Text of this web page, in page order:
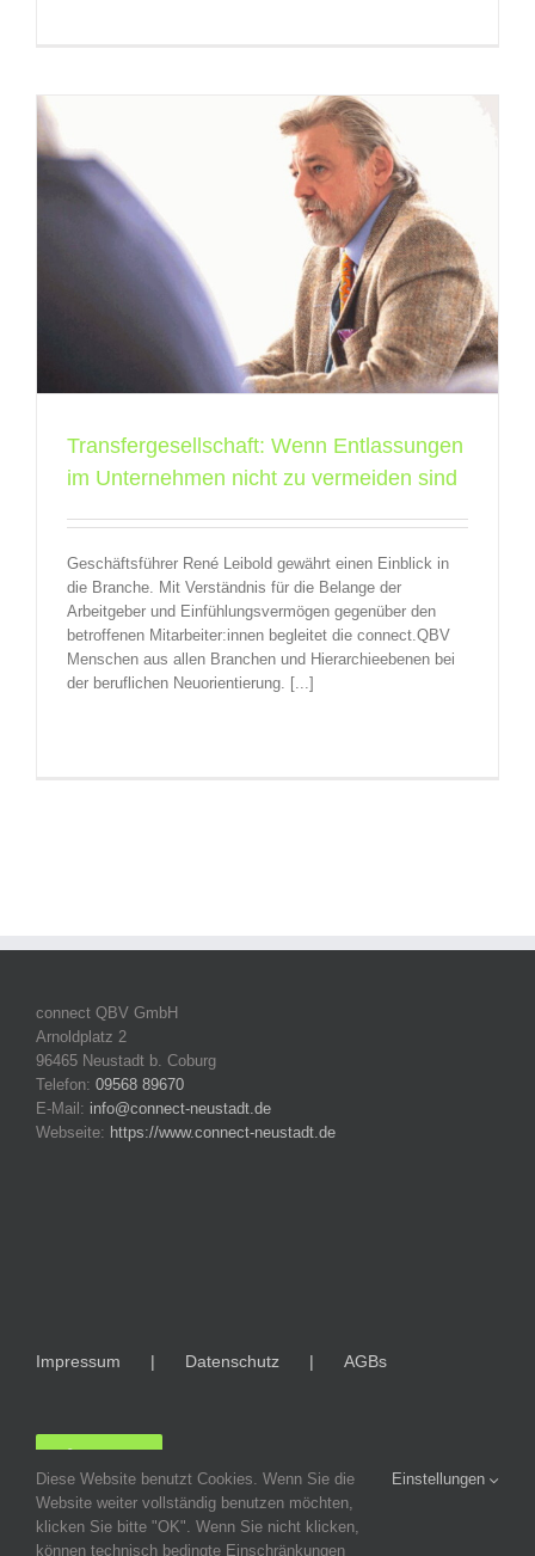
Transfergesellschaft: Wenn Entlassungen
im Unternehmen nicht zu vermeiden sind
Geschäftsführer René Leibold gewährt einen Einblick in
die Branche. Mit Verständnis für die Belange der
Arbeitgeber und Einfühlungsvermögen gegenüber den
betroffenen Mitarbeiter:innen begleitet die connect.QBV
Menschen aus allen Branchen und Hierarchieebenen bei
der beruflichen Neuorientierung. [...]
connect QBV GmbH
Arnoldplatz 2
96465 Neustadt b. Coburg
Telefon: 09568 89670
E-Mail: info@connect-neustadt.de
Webseite: https://www.connect-neustadt.de
Impressum Datenschutz AGBs
Diese Website benutzt Cookies. Wenn Sie die
Website weiter vollständig benutzen möchten,
klicken Sie bitte "OK". Wenn Sie nicht klicken,
können technisch bedingte Einschränkungen
Einstellungen